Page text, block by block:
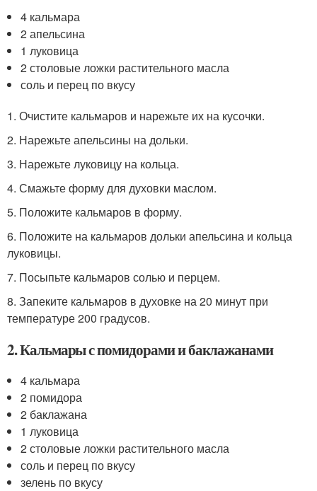
4 кальмара
2 апельсина
1 луковица
2 столовые ложки растительного масла
соль и перец по вкусу
1. Очистите кальмаров и нарежьте их на кусочки.
2. Нарежьте апельсины на дольки.
3. Нарежьте луковицу на кольца.
4. Смажьте форму для духовки маслом.
5. Положите кальмаров в форму.
6. Положите на кальмаров дольки апельсина и кольца
луковицы.
7. Посыпьте кальмаров солью и перцем.
8. Запеките кальмаров в духовке на 20 минут при
температуре 200 градусов.
2. Кальмары с помидорами и баклажанами
4 кальмара
2 помидора
2 баклажана
1 луковица
2 столовые ложки растительного масла
соль и перец по вкусу
зелень по вкусу